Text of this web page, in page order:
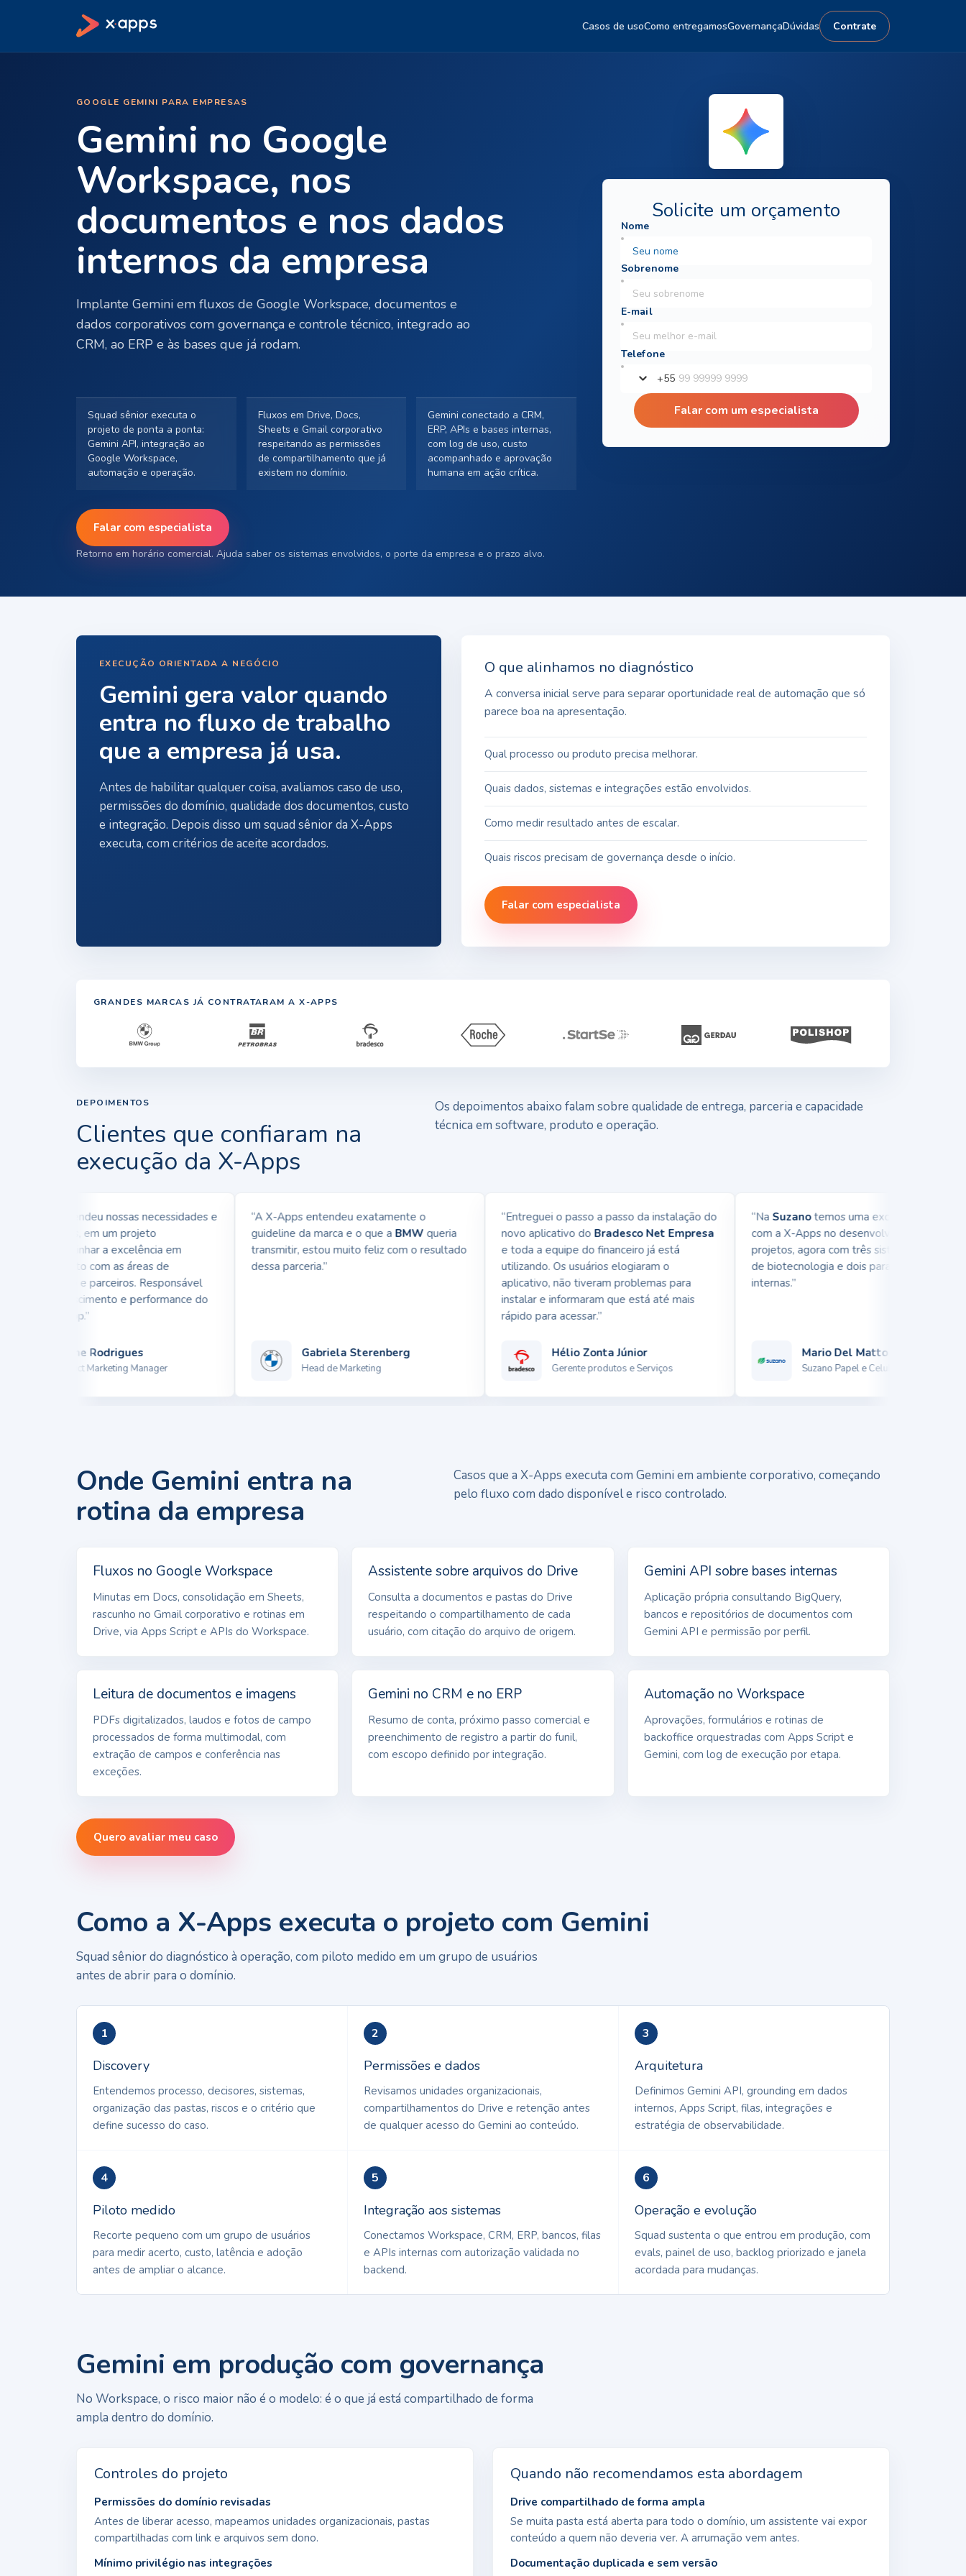
Casos de usoComo entregamosGovernançaDúvidas Contrate
GOOGLE GEMINI PARA EMPRESAS
Gemini no Google
Workspace, nos
documentos e nos dados
internos da empresa
Implante Gemini em fluxos de Google Workspace, documentos e
dados corporativos com governança e controle técnico, integrado ao
CRM, ao ERP e às bases que já rodam.
Solicite um orçamento
+55
Falar com um especialista
Squad sênior executa o
projeto de ponta a ponta:
Gemini API, integração ao
Google Workspace,
automação e operação.
Fluxos em Drive, Docs,
Sheets e Gmail corporativo
respeitando as permissões
de compartilhamento que já
existem no domínio.
Gemini conectado a CRM,
ERP, APIs e bases internas,
com log de uso, custo
acompanhado e aprovação
humana em ação crítica.
Falar com especialista
Retorno em horário comercial. Ajuda saber os sistemas envolvidos, o porte da empresa e o prazo alvo.
EXECUÇÃO ORIENTADA A NEGÓCIO
Gemini gera valor quando
entra no fluxo de trabalho
que a empresa já usa.
Antes de habilitar qualquer coisa, avaliamos caso de uso,
permissões do domínio, qualidade dos documentos, custo
e integração. Depois disso um squad sênior da X-Apps
executa, com critérios de aceite acordados.
O que alinhamos no diagnóstico
A conversa inicial serve para separar oportunidade real de automação que só
parece boa na apresentação.
Qual processo ou produto precisa melhorar.
Quais dados, sistemas e integrações estão envolvidos.
Como medir resultado antes de escalar.
Quais riscos precisam de governança desde o início.
Falar com especialista
GRANDES MARCAS JÁ CONTRATARAM A X-APPS
DEPOIMENTOS
Clientes que confiaram na
execução da X-Apps
Os depoimentos abaixo falam sobre qualidade de entrega, parceria e capacidade
técnica em software, produto e operação.
X-Apps entendeu nossas necessidades e
em um projeto
alinhar a excelência em
com as áreas de
e parceiros. Responsável
pelo crescimento e performance do
Winne Rodrigues
Product Marketing Manager
“A X-Apps entendeu exatamente o
guideline da marca e o que aBMWqueria
transmitir, estou muito feliz com o resultado
dessa parceria.”
Gabriela Sterenberg
Head de Marketing
“Entreguei o passo a passo da instalação do
novo aplicativo doBradesco Net Empresa
e toda a equipe do financeiro já está
utilizando. Os usuários elogiaram o
aplicativo, não tiveram problemas para
instalar e informaram que está até mais
rápido para acessar.”
Hélio Zonta Júnior
Gerente produtos e Serviços
“NaSuzanotemos uma excelente parceria
com a X-Apps no desenvolvimento de
projetos, agora com três sistemas na área
de biotecnologia e dois para demandas
internas.”
Mario Del Matto
Suzano Papel e Celulose
Onde Gemini entra na
rotina da empresa
Casos que a X-Apps executa com Gemini em ambiente corporativo, começando
pelo fluxo com dado disponível e risco controlado.
Fluxos no Google Workspace
Minutas em Docs, consolidação em Sheets,
rascunho no Gmail corporativo e rotinas em
Drive, via Apps Script e APIs do Workspace.
Assistente sobre arquivos do Drive
Consulta a documentos e pastas do Drive
respeitando o compartilhamento de cada
usuário, com citação do arquivo de origem.
Gemini API sobre bases internas
Aplicação própria consultando BigQuery,
bancos e repositórios de documentos com
Gemini API e permissão por perfil.
Leitura de documentos e imagens
PDFs digitalizados, laudos e fotos de campo
processados de forma multimodal, com
extração de campos e conferência nas
exceções.
Gemini no CRM e no ERP
Resumo de conta, próximo passo comercial e
preenchimento de registro a partir do funil,
com escopo definido por integração.
Automação no Workspace
Aprovações, formulários e rotinas de
backoffice orquestradas com Apps Script e
Gemini, com log de execução por etapa.
Quero avaliar meu caso
Como a X-Apps executa o projeto com Gemini
Squad sênior do diagnóstico à operação, com piloto medido em um grupo de usuários
antes de abrir para o domínio.
1
Discovery
Entendemos processo, decisores, sistemas,
organização das pastas, riscos e o critério que
define sucesso do caso.
2
Permissões e dados
Revisamos unidades organizacionais,
compartilhamentos do Drive e retenção antes
de qualquer acesso do Gemini ao conteúdo.
3
Arquitetura
Definimos Gemini API, grounding em dados
internos, Apps Script, filas, integrações e
estratégia de observabilidade.
4
Piloto medido
Recorte pequeno com um grupo de usuários
para medir acerto, custo, latência e adoção
antes de ampliar o alcance.
5
Integração aos sistemas
Conectamos Workspace, CRM, ERP, bancos, filas
e APIs internas com autorização validada no
backend.
6
Operação e evolução
Squad sustenta o que entrou em produção, com
evals, painel de uso, backlog priorizado e janela
acordada para mudanças.
Gemini em produção com governança
No Workspace, o risco maior não é o modelo: é o que já está compartilhado de forma
ampla dentro do domínio.
Controles do projeto
Permissões do domínio revisadas
Antes de liberar acesso, mapeamos unidades organizacionais, pastas
compartilhadas com link e arquivos sem dono.
Mínimo privilégio nas integrações
Quando não recomendamos esta abordagem
Drive compartilhado de forma ampla
Se muita pasta está aberta para todo o domínio, um assistente vai expor
conteúdo a quem não deveria ver. A arrumação vem antes.
Documentação duplicada e sem versão